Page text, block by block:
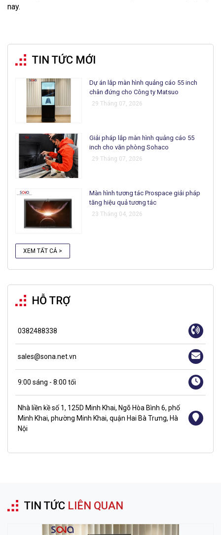
nay.
TIN TỨC MỚI
Dự án lắp màn hình quảng cáo 55 inch
chân đứng cho Công ty Matsuo
29 Tháng 07, 2026
Giải pháp lắp màn hình quảng cáo 55
inch cho văn phòng Sohaco
29 Tháng 07, 2026
Màn hình tương tác Prospace giải pháp
tăng hiệu quả tương tác
23 Tháng 04, 2026
XEM TẤT CẢ >
HỖ TRỢ
0382488338
sales@sona.net.vn
9:00 sáng - 8:00 tối
Nhà liền kề số 1, 125D Minh Khai, Ngõ Hòa Bình 6, phố
Minh Khai, phường Minh Khai, quận Hai Bà Trưng, Hà
Nội
TIN TỨC LIÊN QUAN